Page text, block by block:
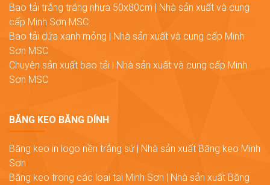
Bao tải trắng tráng nhựa 50x80cm | Nhà sản xuất và cung
cấp Minh Sơn MSC
Bao tải dứa xanh mỏng | Nhà sản xuất và cung cấp Minh
Sơn MSC
Chuyên sản xuất bao tải | Nhà sản xuất và cung cấp Minh
Sơn MSC
BĂNG KEO BĂNG DÍNH
Băng keo in logo nền trắng sứ | Nhà sản xuất Băng keo Minh
Sơn
Băng keo trong các loại tại Minh Sơn | Nhà sản xuất Băng